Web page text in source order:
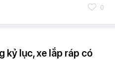
0
kỷ lục, xe lắp ráp có